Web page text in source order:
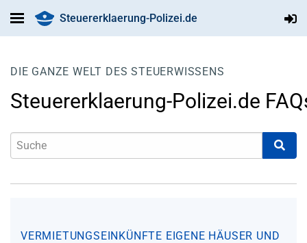
Steuererklaerung-Polizei.de
DIE GANZE WELT DES STEUERWISSENS
Steuererklaerung-Polizei.de
VERMIETUNGSEINKÜNFTE EIGENE HÄUSER UND